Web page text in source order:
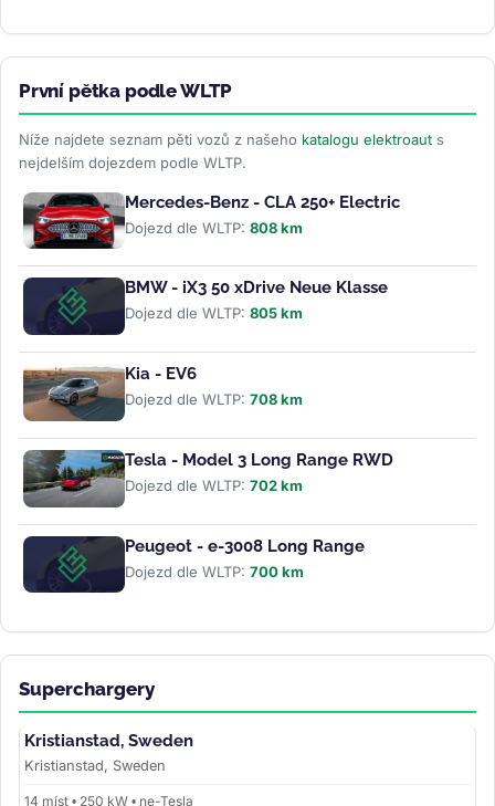
První pětka podle WLTP
Níže najdete seznam pěti vozů z našeho katalogu elektroaut s
nejdelším dojezdem podle WLTP.
Mercedes-Benz - CLA 250+ Electric
Dojezd dle WLTP: 808 km
BMW - iX3 50 xDrive Neue Klasse
Dojezd dle WLTP: 805 km
Kia - EV6
Dojezd dle WLTP: 708 km
Tesla - Model 3 Long Range RWD
Dojezd dle WLTP: 702 km
Peugeot - e-3008 Long Range
Dojezd dle WLTP: 700 km
Superchargery
Kristianstad, Sweden
Kristianstad, Sweden
14 míst • 250 kW • ne-Tesla